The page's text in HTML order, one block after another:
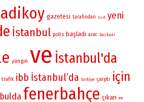
gazetesi tarafından özel yeni
İstanbul polis başladı arac baskani
yangin ve İstanbul'da
trafik ibb İstanbul’da turkiye çarptı için
fenerbahçe çıkan en